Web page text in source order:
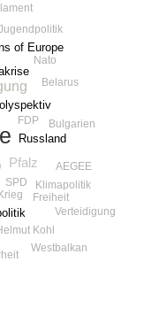
Pfalz
Russland
of Europe
FDP
Klimapolitik
SPD
Kohl
AEGEE
Belarus
Bulgarien
Freiheit
Nato
Verteidigung
Westbalkan